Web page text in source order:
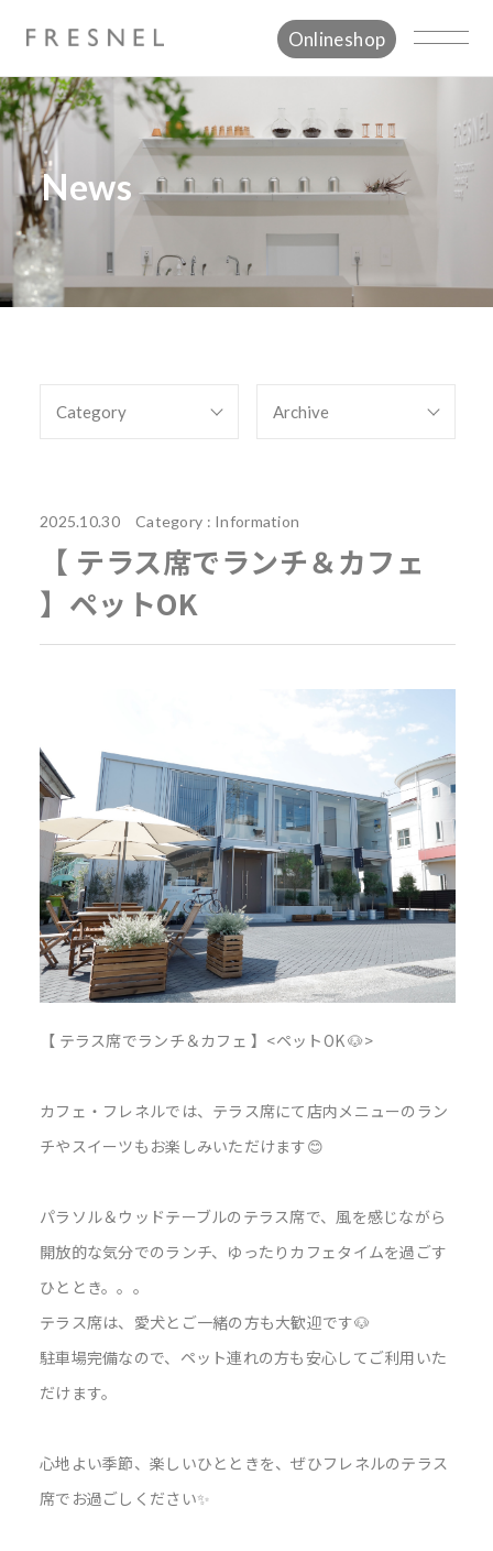
Onlineshop
News
2025.10.30 Category : Information
【 テラス席でランチ＆カフェ
】ペットOK
【 テラス席でランチ＆カフェ 】<ペットOK 🐶>
カフェ・フレネルでは、テラス席にて店内メニューのラン
チやスイーツもお楽しみいただけます😊
パラソル＆ウッドテーブルのテラス席で、風を感じながら
開放的な気分でのランチ、ゆったりカフェタイムを過ごす
ひととき。。。
テラス席は、愛犬とご一緒の方も大歓迎です🐶
駐車場完備なので、ペット連れの方も安心してご利用いた
だけます。
心地よい季節、楽しいひとときを、ぜひフレネルのテラス
席でお過ごしください✨